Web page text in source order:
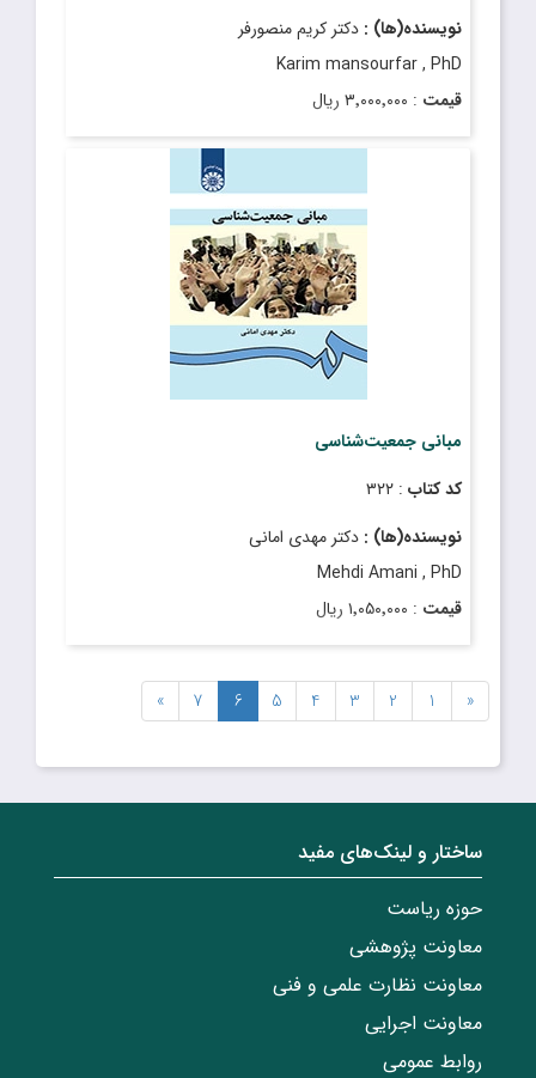
نویسنده(ها) : دکتر کریم منصورفر
Karim mansourfar , PhD
قیمت : ۳٬۰۰۰٬۰۰۰ ریال
: آبان ۱۴۰۲
مبانی جمعیت‌شناسی
کد کتاب : ۳۲۲
نویسنده(ها) : دکتر مهدى امانى
Mehdi Amani , PhD
قیمت : ۱٬۰۵۰٬۰۰۰ ریال
«
1
2
3
4
5
6
7
»
ساختار‌‌ و‌‌ لینک‌های مفید
حوزه ریاست
معاونت پژوهشی
معاونت نظارت علمی و فنی
معاونت اجرایی
روابط عمومی